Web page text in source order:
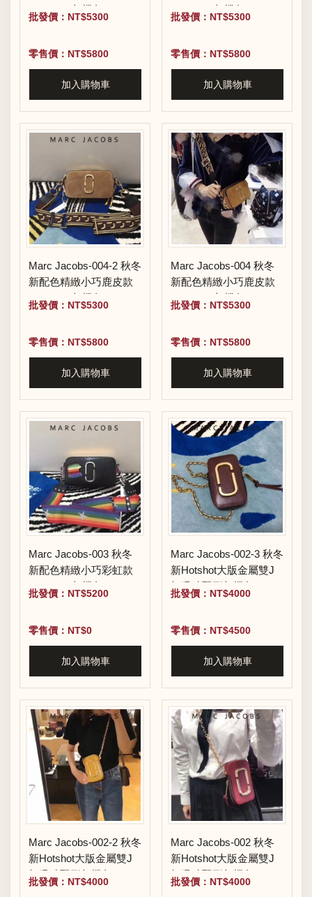
Snapshot相機包
批發價：NT$5300
零售價：NT$5800
加入購物車
Snapshot相機包
批發價：NT$5300
零售價：NT$5800
加入購物車
Marc Jacobs-004-2 秋冬
新配色精緻小巧鹿皮款
Snapshot相機包
批發價：NT$5300
零售價：NT$5800
加入購物車
Marc Jacobs-004 秋冬
新配色精緻小巧鹿皮款
Snapshot相機包
批發價：NT$5300
零售價：NT$5800
加入購物車
Marc Jacobs-003 秋冬
新配色精緻小巧彩虹款
Snapshot相機包
批發價：NT$5200
零售價：NT$0
加入購物車
Marc Jacobs-002-3 秋冬
新Hotshot大版金屬雙J
扣吸晴豎形相機包
批發價：NT$4000
零售價：NT$4500
加入購物車
Marc Jacobs-002-2 秋冬
新Hotshot大版金屬雙J
扣吸晴豎形相機包
批發價：NT$4000
Marc Jacobs-002 秋冬
新Hotshot大版金屬雙J
扣吸晴豎形相機包
批發價：NT$4000